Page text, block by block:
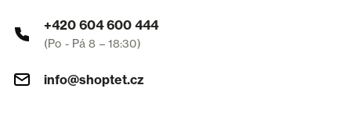
+420 604 600 444
(Po - Pá 8 – 18:30)
info@shoptet.cz